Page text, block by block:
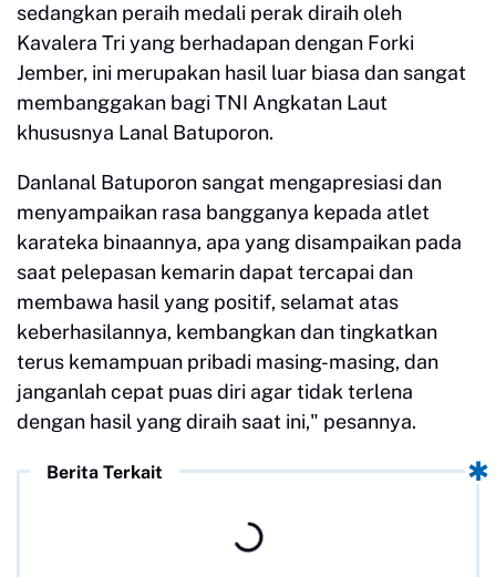
sedangkan peraih medali perak diraih oleh
Kavalera Tri yang berhadapan dengan Forki
Jember, ini merupakan hasil luar biasa dan sangat
membanggakan bagi TNI Angkatan Laut
khususnya Lanal Batuporon.
Danlanal Batuporon sangat mengapresiasi dan
menyampaikan rasa bangganya kepada atlet
karateka binaannya, apa yang disampaikan pada
saat pelepasan kemarin dapat tercapai dan
membawa hasil yang positif, selamat atas
keberhasilannya, kembangkan dan tingkatkan
terus kemampuan pribadi masing-masing, dan
janganlah cepat puas diri agar tidak terlena
dengan hasil yang diraih saat ini," pesannya.
Berita Terkait